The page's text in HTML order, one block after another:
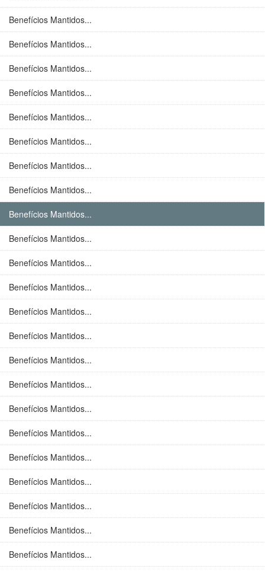
Benefícios Mantidos...
Benefícios Mantidos...
Benefícios Mantidos...
Benefícios Mantidos...
Benefícios Mantidos...
Benefícios Mantidos...
Benefícios Mantidos...
Benefícios Mantidos...
Benefícios Mantidos...
Benefícios Mantidos...
Benefícios Mantidos...
Benefícios Mantidos...
Benefícios Mantidos...
Benefícios Mantidos...
Benefícios Mantidos...
Benefícios Mantidos...
Benefícios Mantidos...
Benefícios Mantidos...
Benefícios Mantidos...
Benefícios Mantidos...
Benefícios Mantidos...
Benefícios Mantidos...
Benefícios Mantidos...